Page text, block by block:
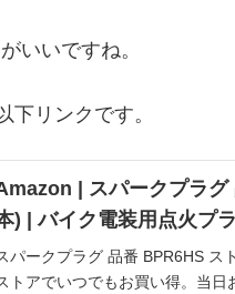
いいですね。
下リンクです。
| スパークプラ
) | バイク電装用点火プ
パークプラグ 品番 BPR6HS ス
トアでいつでもお買い得。当